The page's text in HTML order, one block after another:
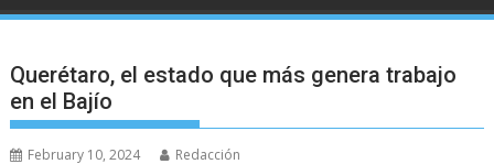
Querétaro, el estado que más genera trabajo
en el Bajío
February 10, 2024 Redacción